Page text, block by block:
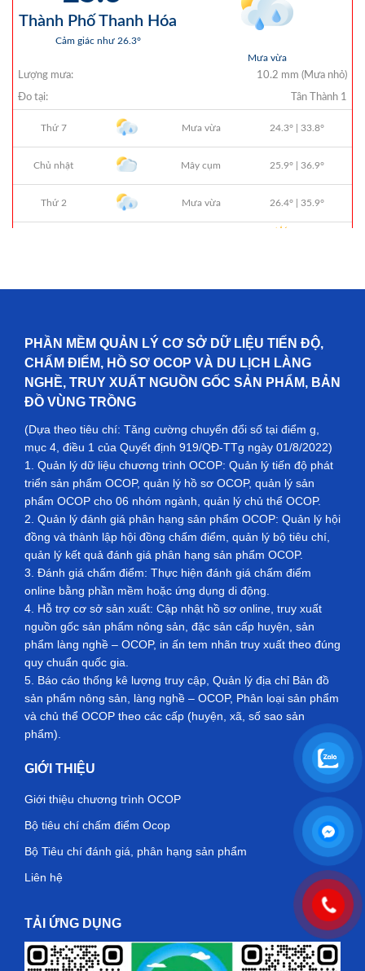
PHẦN MỀM QUẢN LÝ CƠ SỞ DỮ LIỆU TIẾN ĐỘ,
CHẤM ĐIỂM, HỒ SƠ OCOP VÀ DU LỊCH LÀNG
NGHỀ, TRUY XUẤT NGUỒN GỐC SẢN PHẨM, BẢN
ĐỒ VÙNG TRỒNG
(Dựa theo tiêu chí: Tăng cường chuyển đổi số tại điểm g,
mục 4, điều 1 của Quyết định 919/QĐ-TTg ngày 01/8/2022)
1. Quản lý dữ liệu chương trình OCOP: Quản lý tiến độ phát
triển sản phẩm OCOP, quản lý hồ sơ OCOP, quản lý sản
phẩm OCOP cho 06 nhóm ngành, quản lý chủ thể OCOP.
2. Quản lý đánh giá phân hạng sản phẩm OCOP: Quản lý hội
đồng và thành lập hội đồng chấm điểm, quản lý bộ tiêu chí,
quản lý kết quả đánh giá phân hạng sản phẩm OCOP.
3. Đánh giá chấm điểm: Thực hiện đánh giá chấm điểm
online bằng phần mềm hoặc ứng dụng di động.
4. Hỗ trợ cơ sở sản xuất: Cập nhật hồ sơ online, truy xuất
nguồn gốc sản phẩm nông sản, đặc sản cấp huyện, sản
phẩm làng nghề – OCOP, in ấn tem nhãn truy xuất theo đúng
quy chuẩn quốc gia.
5. Báo cáo thống kê lượng truy cập, Quản lý địa chỉ Bản đồ
sản phẩm nông sản, làng nghề – OCOP, Phân loại sản phẩm
và chủ thể OCOP theo các cấp (huyện, xã, số sao sản
phẩm).
GIỚI THIỆU
Giới thiệu chương trình OCOP
Bộ tiêu chí chấm điểm Ocop
Bộ Tiêu chí đánh giá, phân hạng sản phẩm
Liên hệ
TẢI ỨNG DỤNG